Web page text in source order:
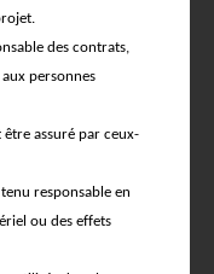
des contrats,
personnes
assuré par ceux-
responsable en
ou des effets